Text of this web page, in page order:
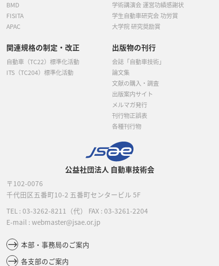
公益社団法人 自動車技術会
〒102-0076
千代田区五番町10-2 五番町センタービル 5F
TEL : 03-3262-8211 （代） FAX : 03-3261-2204
E-mail : webmaster@jsae.or.jp
本部・事務局のご案内
各支部のご案内
BMD
FISITA
APAC
学術講演会 運営功績感謝状
学生自動車研究会 功労賞
大学院 研究奨励賞
関連規格の制定・改正
自動車（TC22）標準化活動
ITS（TC204）標準化活動
出版物の刊行
会誌「自動車技術」
論文集
文献の購入・調査
出版案内サイト
メルマガ発行
刊行物正誤表
各種刊行物